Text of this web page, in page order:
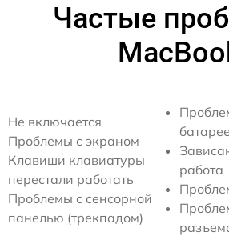
Частые
Не включается
Проблемы с экраном
Клавиши клавиатуры
перестали работать
Проблемы с сенсорной
панелью (трекпадом)
работа